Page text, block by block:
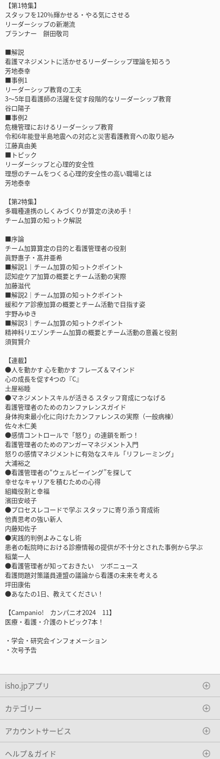
【第1特集】
スタッフを120％輝かせる・やる気にさせる
リーダーシップの新潮流
プランナー 餅田敬司
■解説
看護マネジメントに活かせるリーダーシップ理論を知ろう
芳地泰幸
■事例1
リーダーシップ教育の工夫
3～5年目看護師の活躍を促す段階的なリーダーシップ教育
谷口陽子
■事例2
危機管理におけるリーダーシップ教育
令和6年能登半島地震への対応と災害看護教育への取り組み
江藤真由美
■トピック
リーダーシップと心理的安全性
理想のチームをつくる心理的安全性の高い職場とは
芳地泰幸
【第2特集】
多職種連携のしくみづくりが算定の決め手！
チーム加算の知っトク解説
■序論
チーム加算算定の目的と看護管理者の役割
眞野惠子・髙井亜希
■解説1｜チーム加算の知っトクポイント
認知症ケア加算の概要とチーム活動の実際
加藤滋代
■解説2｜チーム加算の知っトクポイント
緩和ケア診療加算の概要とチーム活動で目指す姿
宇野みゆき
■解説3｜チーム加算の知っトクポイント
精神科リエゾンチーム加算の概要とチーム活動の意義と役割
須賀賢介
【連載】
●人を動かす 心を動かす フレーズ＆マインド
心の成長を促す4つの『C』
土屋裕睦
●マネジメントスキルが活きる スタッフ育成につなげる
看護管理者のためのカンファレンスガイド
身体拘束最小化に向けたカンファレンスの実際（一般病棟）
佐々木仁美
●感情コントロールで「怒り」の連鎖を断つ！
看護管理者のためのアンガーマネジメント入門
怒りの感情マネジメントに有効なスキル「リフレーミング」
大浦裕之
●看護管理者の“ウェルビーイング”を探して
幸せなキャリアを積むための心得
組織役割と幸福
濱田安岐子
●プロセスレコードで学ぶ スタッフに寄り添う育成術
他責思考の強い新人
内藤知佐子
●実践的判例よみこなし術
患者の転院時における診療情報の提供が不十分とされた事例から学ぶ
稲葉一人
●看護管理者が知っておきたい ツボニュース
看護問題対策議員連盟の議論から看護の未来を考える
坪田康佑
●あなたの1日、教えてください！
【Campanio! カンパニオ2024 11】
医療・看護・介護のトピック7本！
・学会・研究会インフォメーション
・次号予告
isho.jpアプリ
カテゴリー
アカウントサービス
ヘルプ＆ガイド